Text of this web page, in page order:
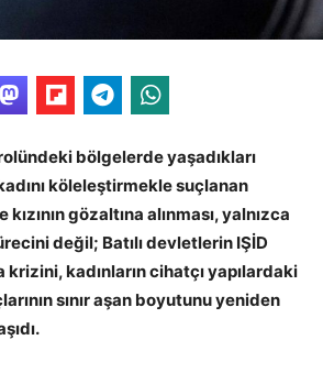
bölgelerde yaşadıkları
köleleştirmekle suçlanan
gözaltına alınması, yalnızca
değil; Batılı devletlerin IŞİD
krizini, kadınların cihatçı yapılardaki
sınır aşan boyutunu yeniden